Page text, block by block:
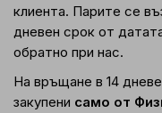
клиента. Парите се
дневен срок от
обратно при нас.
На връщане в 14
закупени само от